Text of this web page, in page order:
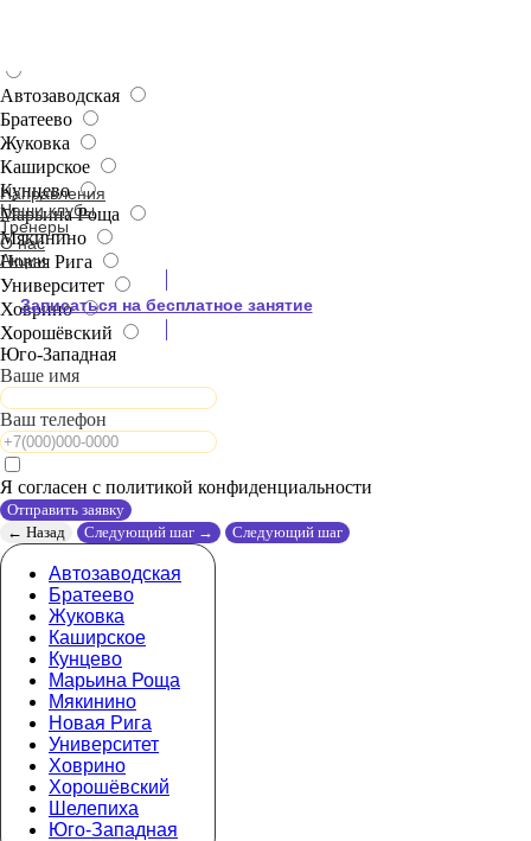
Направления
Наши клубы
Тренеры
О нас
Акции
Записаться на бесплатное занятие
Автозаводская
Братеево
Жуковка
Каширское
Кунцево
Марьина Роща
Мякинино
Новая Рига
Университет
Ховрино
Хорошёвский
Юго-Западная
Ваше имя
Ваш телефон
Я согласен c политикой конфиденциальности
Отправить заявку
← Назад
Следующий шаг → Следующий шаг
Автозаводская
Братеево
Жуковка
Каширское
Кунцево
Марьина Роща
Мякинино
Новая Рига
Университет
Ховрино
Хорошёвский
Шелепиха
Юго-Западная